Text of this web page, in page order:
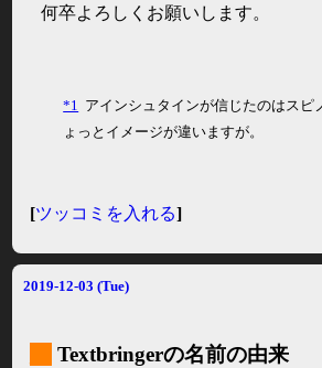
何卒よろしくお願いします。
*1 アインシュタインが信じたのはスピ
ょっとイメージが違いますが。
[ツッコミを入れる]
2019-12-03 (Tue)
Textbringerの名前の由来